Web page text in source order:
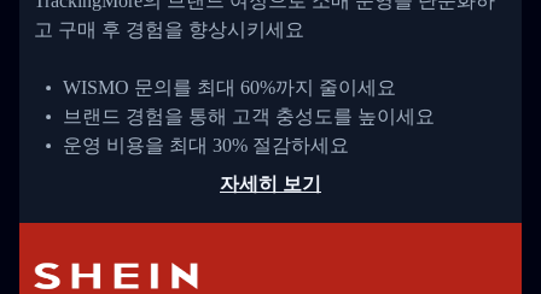
고 구매 후 경험을 향상시키세요
WISMO 문의를 최대 60%까지 줄이세요
브랜드 경험을 통해 고객 충성도를 높이세요
운영 비용을 최대 30% 절감하세요
자세히 보기